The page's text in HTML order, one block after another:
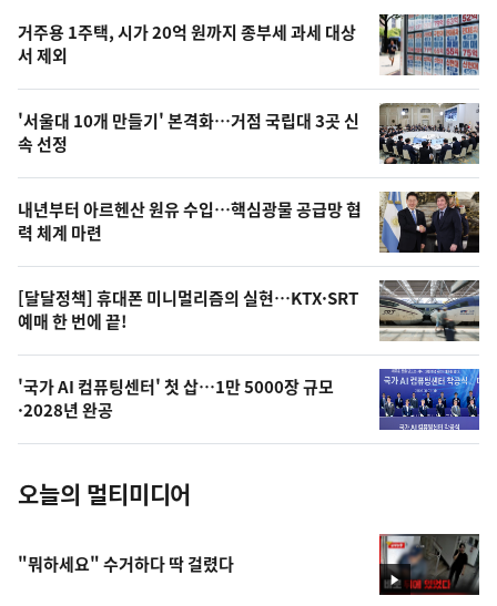
최
신,
오
늘
의
영
상
오
늘
의
사
진
기
뉴
스
거주용 1주택, 시가 20억 원까지 종부세 과세 대상
서 제외
'서울대 10개 만들기' 본격화…거점 국립대 3곳 신
속 선정
내년부터 아르헨산 원유 수입…핵심광물 공급망 협
력 체계 마련
[달달정책] 휴대폰 미니멀리즘의 실현…KTX·SRT
예매 한 번에 끝!
'국가 AI 컴퓨팅센터' 첫 삽…1만 5000장 규모
·2028년 완공
오늘의 멀티미디어
영
"뭐하세요" 수거하다 딱 걸렸다